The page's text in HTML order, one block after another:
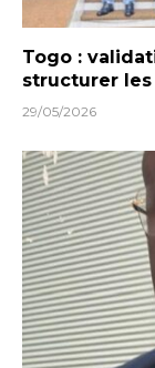
Togo :
structurer
29/05/2026